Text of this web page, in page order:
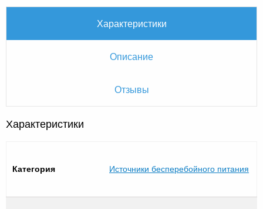
Характеристики
Описание
Отзывы
Характеристики
Категория Источники бесперебойного питания